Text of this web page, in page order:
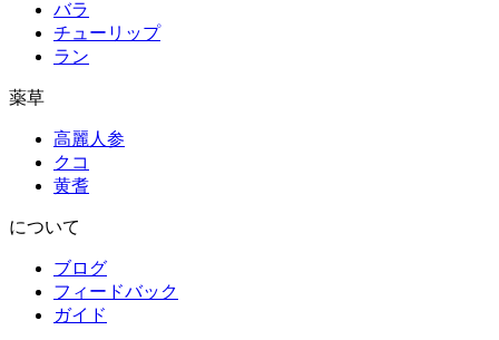
バラ
チューリップ
ラン
薬草
高麗人参
クコ
黄耆
について
ブログ
フィードバック
ガイド